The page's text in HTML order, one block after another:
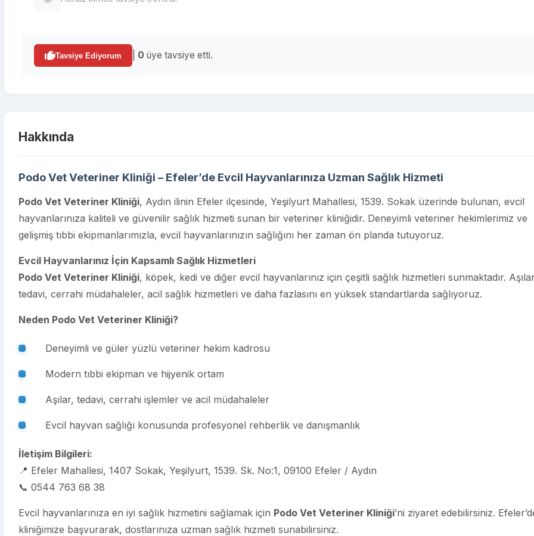
Tavsiye Ediyorum 0 üye tavsiye etti.
Hakkında
Podo Vet Veteriner Kliniği – Efeler’de Evcil Hayvanlarınıza Uzman Sağlık Hizmeti
Podo Vet Veteriner Kliniği, Aydın ilinin Efeler ilçesinde, Yeşilyurt Mahallesi, 1539. Sokak üzerinde bulunan, evcil
hayvanlarınıza kaliteli ve güvenilir sağlık hizmeti sunan bir veteriner kliniğidir. Deneyimli veteriner hekimlerimiz ve
gelişmiş tıbbi ekipmanlarımızla, evcil hayvanlarınızın sağlığını her zaman ön planda tutuyoruz.
Evcil Hayvanlarınız İçin Kapsamlı Sağlık Hizmetleri
Podo Vet Veteriner Kliniği, köpek, kedi ve diğer evcil hayvanlarınız için çeşitli sağlık hizmetleri sunmaktadır.
tedavi, cerrahi müdahaleler, acil sağlık hizmetleri ve daha fazlasını en yüksek standartlarda sağlıyoruz.
Neden Podo Vet Veteriner Kliniği?
Deneyimli ve güler yüzlü veteriner hekim kadrosu
Modern tıbbi ekipman ve hijyenik ortam
Aşılar, tedavi, cerrahi işlemler ve acil müdahaleler
Evcil hayvan sağlığı konusunda profesyonel rehberlik ve danışmanlık
İletişim Bilgileri:
📍 Efeler Mahallesi, 1407 Sokak, Yeşilyurt, 1539. Sk. No:1, 09100 Efeler / Aydın
📞 0544 763 68 38
Evcil hayvanlarınıza en iyi sağlık hizmetini sağlamak için Podo Vet Veteriner Kliniği’ni ziyaret edebilirsiniz.
kliniğimize başvurarak, dostlarınıza uzman sağlık hizmeti sunabilirsiniz.